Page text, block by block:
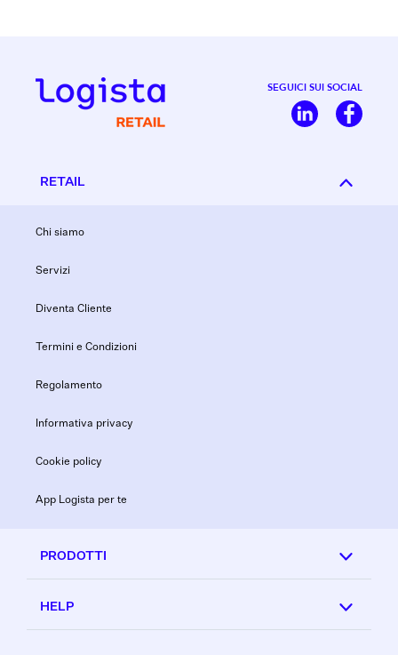
SEGUICI SUI SOCIAL
RETAIL
Chi siamo
Servizi
Diventa Cliente
Termini e Condizioni
Regolamento
Informativa privacy
Cookie policy
App Logista per te
PRODOTTI
HELP